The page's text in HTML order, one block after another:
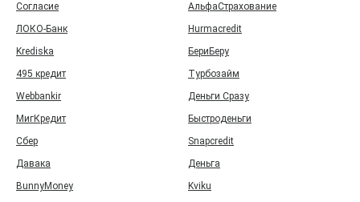
Согласие
АльфаСтрахование
ЛОКО-Банк
Hurmacredit
Krediska
БериБеру
495 кредит
Турбозайм
Webbankir
Деньги Сразу
МигКредит
Быстроденьги
Сбер
Snapcredit
Давака
Деньга
BunnyMoney
Kviku